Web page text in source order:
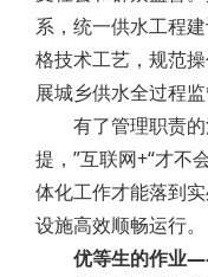
系，统一供水工程
格技术工艺，规范
展城乡供水全过程监
有了管理职责的
提，”互联网+“才不
体化工作才能落到
设施高效顺畅运行。
优等生的作业